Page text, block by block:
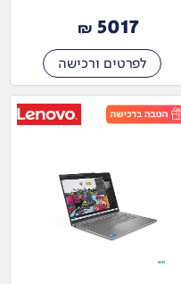
5017
₪
לפרטים ורכישה